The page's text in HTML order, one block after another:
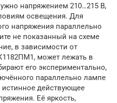
напряжением 210…215 В,
освещения. Для
напряжения параллельно
не показанный на схеме
в зависимости от
может лежать в
его экспериментально,
параллельно лампе
действующее
Её яркость,